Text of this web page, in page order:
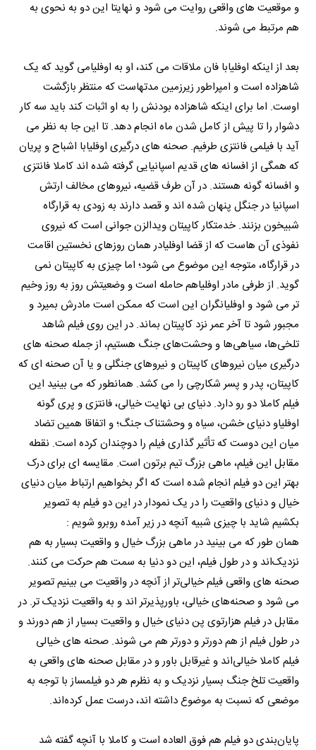
و موقعیت های واقعی روایت می شود و نهایتا این دو به نحوی به
هم مرتبط می شوند.
بعد از اینکه اوفلیابا فان ملاقات می کند، او به اوفلیامی گوید که یک
شاهزاده است و امپراطور زیرزمین مدتهاست که منتظر بازگشت
اوست. اما برای اینکه شاهزاده بودنش را به او اثبات کند باید سه کار
دشوار را تا پیش از کامل شدن ماه انجام دهد. تا این جا به نظر می
آید با فیلمی فانتزی طرفیم. صحنه های درگیری اوفلیابا اشباح و پریان
که همگی از افسانه های قدیم اسپانیایی گرفته شده اند کاملا فانتزی
و افسانه گونه هستند. در آن طرف قضیه، نیروهای مخالف ارتش
اسپانیا در جنگل پنهان شده اند و قصد دارند به زودی به قرارگاه
شبیخون بزنند. خدمتکار کاپیتان ویدالزن جوانی است که نیروی
نفوذی آن هاست که از قضا اوفلیادر همان روزهای نخستین اقامت
در قرارگاه، متوجه این موضوع می شود؛ اما چیزی به کاپیتان نمی
گوید. از طرفی مادر اوفلیاهم حامله است و وضعیتش روز به روز وخیم
تر می شود و اوفلیانگران این است که ممکن است مادرش بمیرد و
مجبور شود تا آخر عمر نزد کاپیتان بماند. در این روی فیلم شاهد
تلخی‌ها، سیاهی‌ها و وحشت‌های جنگ هستیم، از جمله صحنه های
درگیری میان نیروهای کاپیتان و نیروهای جنگلی و یا آن صحنه ای که
کاپیتان، پدر و پسر شکارچی را می کشد. همانطور که می بینید این
فیلم کاملا دو رو دارد. دنیای بی نهایت خیالی، فانتزی و پری گونه
اوفلیاو دنیای خشن، سیاه و وحشتناک جنگ؛ و اتفاقا همین تضاد
میان این دوست که تأثیر گذاری فیلم را دوچندان کرده است. نقطه
مقابل این فیلم، ماهی بزرگ تیم برتون است. مقایسه ای برای درک
بهتر این دو فیلم انجام شده است که اگر بخواهیم ارتباط میان دنیای
خیال و دنیای واقعیت را در یک نمودار در این دو فیلم به تصویر
بکشیم شاید با چیزی شبیه آنچه در زیر آمده روبرو شویم :
همان طور که می بینید در ماهی بزرگ خیال و واقعیت بسیار به هم
نزدیک‌اند و در طول فیلم، این دو دنیا به سمت هم حرکت می کنند.
صحنه های واقعی فیلم خیالی‌تر از آنچه در واقعیت می بینیم تصویر
می شود و صحنه‌های خیالی، باورپذیر‌تر اند و به واقعیت نزدیک تر. در
مقابل در فیلم هزارتوی پن دنیای خیال و واقعیت بسیار از هم دورند و
در طول فیلم از هم دورتر و دورتر هم می شوند. صحنه های خیالی
فیلم کاملا خیالی‌اند و غیرقابل باور و در مقابل صحنه های واقعی به
واقعیت تلخ جنگ بسیار نزدیک‌ و به نظرم هر دو فیلمساز با توجه به
موضعی که نسبت به موضوع داشته اند، درست عمل کرده‌اند.
پایان‌بندی دو فیلم هم فوق العاده است و کاملا با آنچه گفته شد